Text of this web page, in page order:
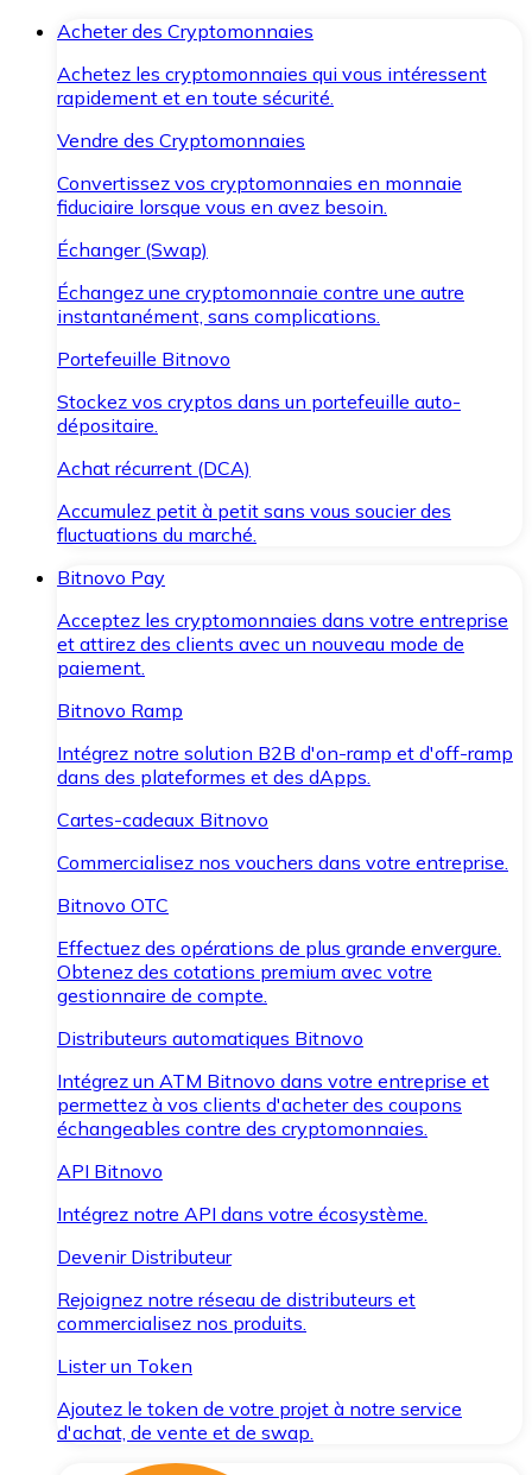
Acheter des Cryptomonnaies
Achetez les cryptomonnaies qui vous intéressent
rapidement et en toute sécurité.
Vendre des Cryptomonnaies
Convertissez vos cryptomonnaies en monnaie
fiduciaire lorsque vous en avez besoin.
Échanger (Swap)
Échangez une cryptomonnaie contre une autre
instantanément, sans complications.
Portefeuille Bitnovo
Stockez vos cryptos dans un portefeuille auto-
dépositaire.
Achat récurrent (DCA)
Accumulez petit à petit sans vous soucier des
fluctuations du marché.
Bitnovo Pay
Acceptez les cryptomonnaies dans votre entreprise
et attirez des clients avec un nouveau mode de
paiement.
Bitnovo Ramp
Intégrez notre solution B2B d'on-ramp et d'off-ramp
dans des plateformes et des dApps.
Cartes-cadeaux Bitnovo
Commercialisez nos vouchers dans votre entreprise.
Bitnovo OTC
Effectuez des opérations de plus grande envergure.
Obtenez des cotations premium avec votre
gestionnaire de compte.
Distributeurs automatiques Bitnovo
Intégrez un ATM Bitnovo dans votre entreprise et
permettez à vos clients d'acheter des coupons
échangeables contre des cryptomonnaies.
API Bitnovo
Intégrez notre API dans votre écosystème.
Devenir Distributeur
Rejoignez notre réseau de distributeurs et
commercialisez nos produits.
Lister un Token
Ajoutez le token de votre projet à notre service
d'achat, de vente et de swap.